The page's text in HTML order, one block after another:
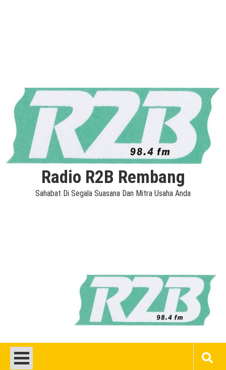
Radio R2B Rembang
Sahabat Di Segala Suasana Dan Mitra Usaha Anda